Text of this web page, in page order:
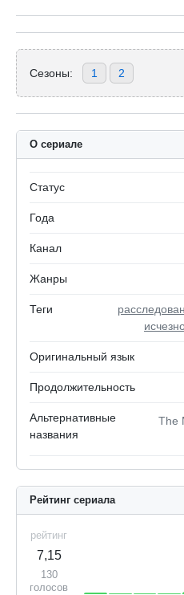
Сезоны: 1 2
О сериале
Статус
Года
Канал
Жанры
Теги
Оригинальный язык
Продолжительность
Альтернативные
названия
The
Рейтинг сериала
рейтинг
7,15
130
голосов